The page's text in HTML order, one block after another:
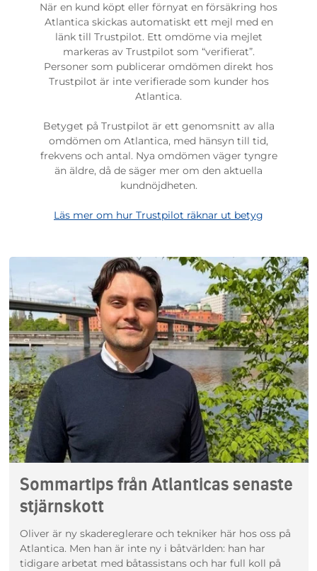
När en kund köpt eller förnyat en försäkring hos
Atlantica skickas automatiskt ett mejl med en
länk till Trustpilot. Ett omdöme via mejlet
markeras av Trustpilot som “verifierat”.
Personer som publicerar omdömen direkt hos
Trustpilot är inte verifierade som kunder hos
Atlantica.
Betyget på Trustpilot är ett genomsnitt av alla
omdömen om Atlantica, med hänsyn till tid,
frekvens och antal. Nya omdömen väger tyngre
än äldre, då de säger mer om den aktuella
kundnöjdheten.
Läs mer om hur Trustpilot räknar ut betyg
Sommartips från Atlanticas senaste
stjärnskott
Oliver är ny skadereglerare och tekniker här hos oss på
Atlantica. Men han är inte ny i båtvärlden: han har
tidigare arbetat med båtassistans och har full koll på